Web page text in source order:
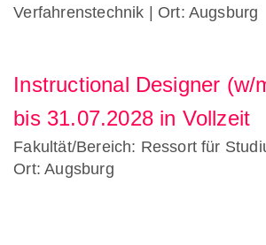
Verfahrenstechnik | Ort: Augsburg
Instructional Designer (w/
bis 31.07.2028 in Vollzeit
Fakultät/Bereich: Ressort für
Ort: Augsburg